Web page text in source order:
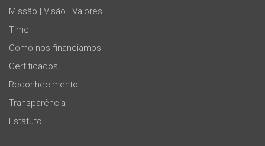
Missão | Visão | Valores
Time
Como nos financiamos
Certificados
Reconhecimento
Transparência
Estatuto